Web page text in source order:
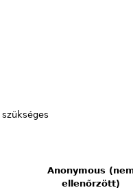
szükséges
Anonymous
ellenőrzött)